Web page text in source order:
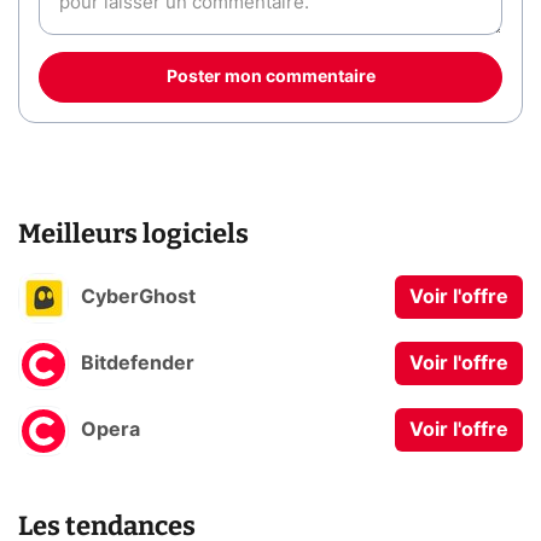
Poster mon commentaire
Meilleurs logiciels
CyberGhost Voir l'offre
Bitdefender Voir l'offre
Opera Voir l'offre
Les tendances